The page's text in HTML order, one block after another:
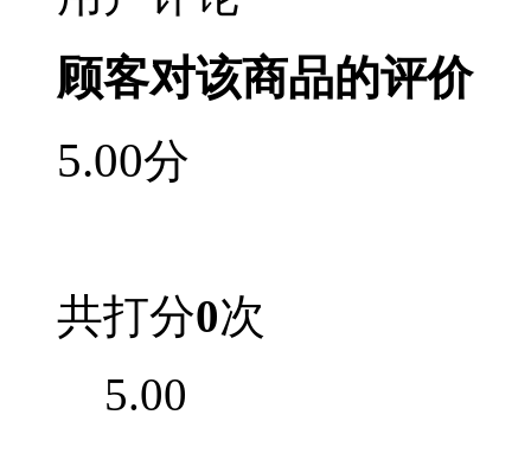
顾客对该商品的评价
5.00分
共打分0次
5.00